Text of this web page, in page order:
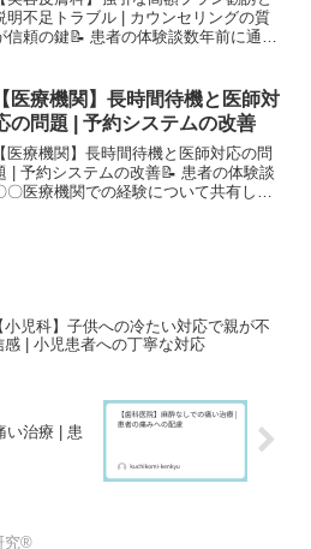
明不足トラブル | カウンセリングの質
信頼の鍵📝 患者の体験談数年前に通っ
分に聞いてもらえず、すぐに高額な施術
ランを提示されま...
【医療機関】長時間待機と医師対
の問題 | 予約システムの改善
【医療機関】長時間待機と医師対応の問
| 予約システムの改善📝 患者の体験談
〇医療機関での経験について共有しま
小児科】子供への冷たい対応で親が不
感 | 小児患者への丁寧な対応
い治療 | 患
究®